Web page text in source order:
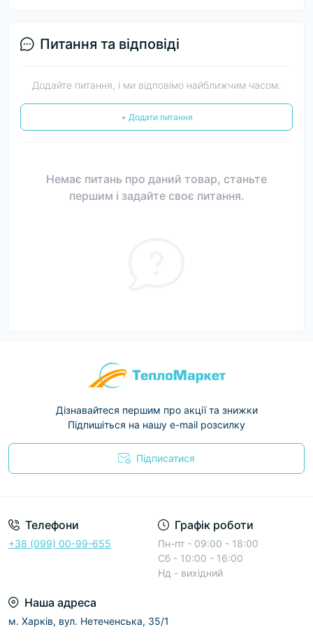
Питання та відповіді
Додайте питання, і ми відповімо найближчим часом.
+ Додати питання
Немає питань про даний товар, станьте
першим і задайте своє питання.
Дізнавайтеся першим про акції та знижки
Підпишіться на нашу e-mail розсилку
Підписатися
Телефони
+38 (099) 00-99-655
Графік роботи
Пн-пт - 09:00 - 18:00
Сб - 10:00 - 16:00
Нд - вихідний
Наша адреса
м. Харків, вул. Нетеченська, 35/1